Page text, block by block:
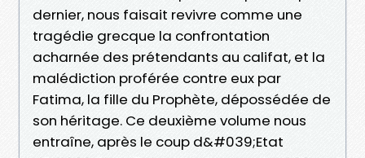
dernier, nous faisait revivre comme une
tragédie grecque la confrontation
acharnée des prétendants au califat, et la
malédiction proférée contre eux par
Fatima, la fille du Prophète, dépossédée de
son héritage. Ce deuxième volume nous
entraîne, après le coup d&#039;Etat